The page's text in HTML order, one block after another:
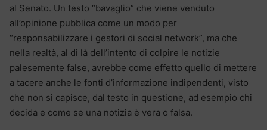
al Senato. Un testo “bavaglio” che viene venduto
all’opinione pubblica come un modo per
“responsabilizzare i gestori di social network”, ma che
nella realtà, al di là dell’intento di colpire le notizie
palesemente false, avrebbe come effetto quello di mettere
a tacere anche le fonti d’informazione indipendenti, visto
che non si capisce, dal testo in questione, ad esempio chi
decida e come se una notizia è vera o falsa.